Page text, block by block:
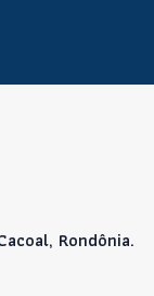
Rondônia.